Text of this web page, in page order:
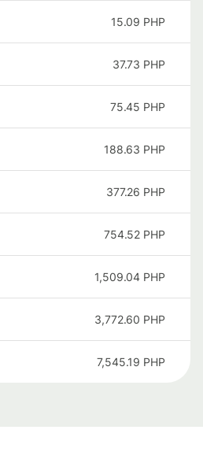
15.09 PHP
37.73 PHP
75.45 PHP
188.63 PHP
377.26 PHP
754.52 PHP
1,509.04 PHP
3,772.60 PHP
7,545.19 PHP